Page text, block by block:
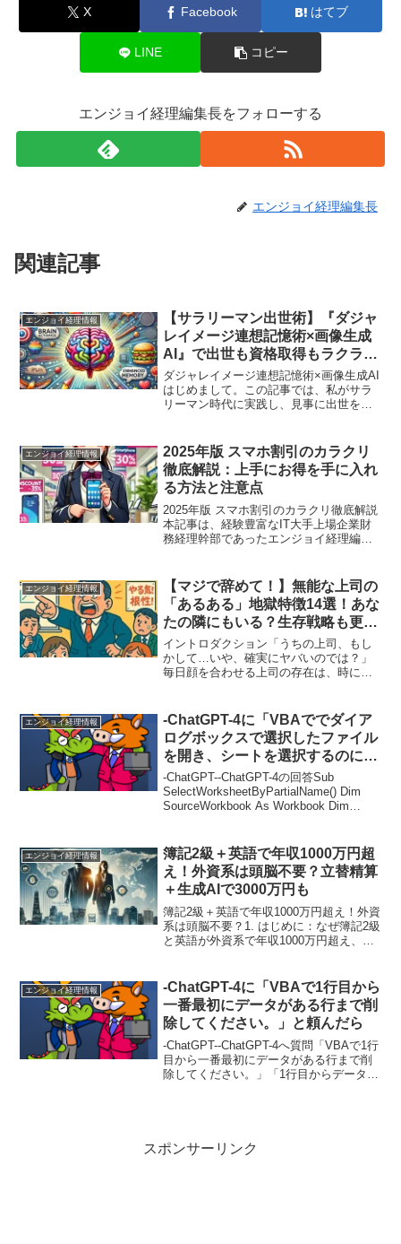
X Facebook はてブ
LINE コピー
エンジョイ経理編集長をフォローする
エンジョイ経理編集長
関連記事
エンジョイ経理情報
【サラリーマン出世術】『ダジャ
レイメージ連想記憶術×画像生成
AI』で出世も資格取得もラクラ
ク！
ダジャレイメージ連想記憶術×画像生成AI
はじめまして。この記事では、私がサラ
リーマン時代に実践し、見事に出世を果
である画像生成AIと組み合わせた新しい
学習・記憶法として...
エンジョイ経理情報
2025年版 スマホ割引のカラクリ
徹底解説：上手にお得を手に入れ
る方法と注意点
2025年版 スマホ割引のカラクリ徹底解説
本記事は、経験豊富なIT大手上場企業財
務経理幹部であったエンジョイ経理編集
状だけでなく、コスト分析やユーザー心
理、業界動向も踏...
エンジョイ経理情報
【マジで辞めて！】無能な上司の
「あるある」地獄特徴14選！あな
たの隣にもいる？生存戦略も更新
版
イントロダクション「うちの上司、もし
かして…いや、確実にヤバいのでは？」
毎日顔を合わせる上司の存在は、時に私
「勘弁してくれ…」と天を仰ぐ瞬間が頻
繁にあるなら、それは典型的...
エンジョイ経理情報
-ChatGPT-4に「VBAででダイア
ログボックスで選択したファイル
を開き、シートを選択するのにイ
ンプットボックスで入力した名前
が部分一致した場合、そのシート
を設定してください。」と頼んだ
-ChatGPT--ChatGPT-4の回答Sub
SelectWorksheetByPartialName() Dim
SourceWorkbook As Workbook Dim
エンジョイ経理情報
簿記2級＋英語で年収1000万円超
え！外資系は頭脳不要？立替精算
＋生成AIで3000万円も
簿記2級＋英語で年収1000万円超え！外資
系は頭脳不要？1. はじめに：なぜ簿記2級
と英語が外資系で年収1000万円超え、立
ローバル化が加速し、特に外資系企業
は、...
エンジョイ経理情報
-ChatGPT-4に「VBAで1行目から
一番最初にデータがある行まで削
除してください。」と頼んだら
-ChatGPT--ChatGPT-4へ質問「VBAで1行
目から一番最初にデータがある行まで削
除してください。」「1行目からデータが
スポンサーリンク